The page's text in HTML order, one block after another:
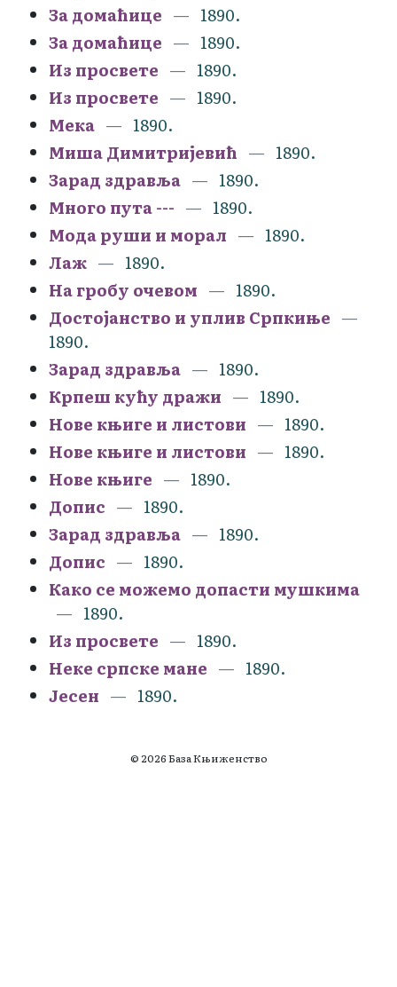
За домаћице
1890.
За домаћице
1890.
Из просвете
1890.
Из просвете
1890.
Мека
1890.
Миша Димитријевић
1890.
Зарад здравља
1890.
Много пута ---
1890.
Мода руши и морал
1890.
Лаж
1890.
На гробу очевом
1890.
Достојанство и уплив Српкиње
1890.
Зарад здравља
1890.
Крпеш кућу дражи
1890.
Нове књиге и листови
1890.
Нове књиге и листови
1890.
Нове књиге
1890.
Допис
1890.
Зарад здравља
1890.
Допис
1890.
Како се можемо допасти мушкима
1890.
Из просвете
1890.
Неке српске мане
1890.
Јесен
1890.
© 2026 База Књиженство